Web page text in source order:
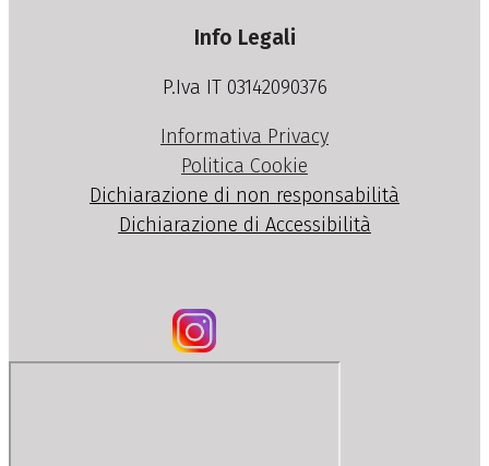
Info Legali
P.Iva IT 03142090376
Informativa Privacy
Politica Cookie
Dichiarazione di non responsabilità
Dichiarazione di Accessibilità